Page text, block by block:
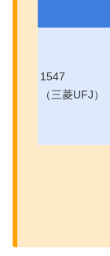
1547
（三菱UFJ）